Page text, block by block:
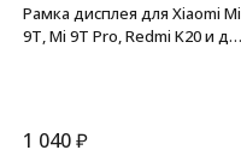
Рамка дисплея для Xiaomi Mi
9T, Mi 9T Pro, Redmi K20 и др
1 040₽